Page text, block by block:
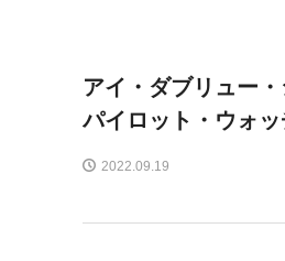
アイ・ダブリュー
パイロット・ウォ
2022.09.19